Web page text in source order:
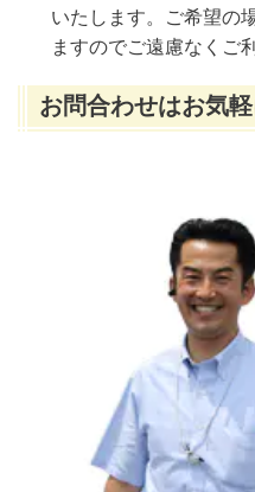
いたします。ご希望の
ますのでご遠慮なくご
お問合わせはお気